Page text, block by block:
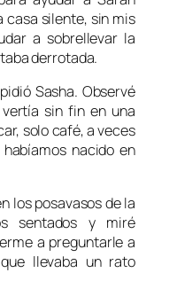
casa silente, sin mis
a sobrellevar la
derrotada.
Sasha. Observé
sin fin en una
solo café, a veces
nacido en
los posavasos de la
sentados y miré
a preguntarle a
llevaba un rato